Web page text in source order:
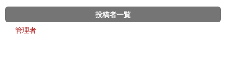
投稿者一覧
管理者